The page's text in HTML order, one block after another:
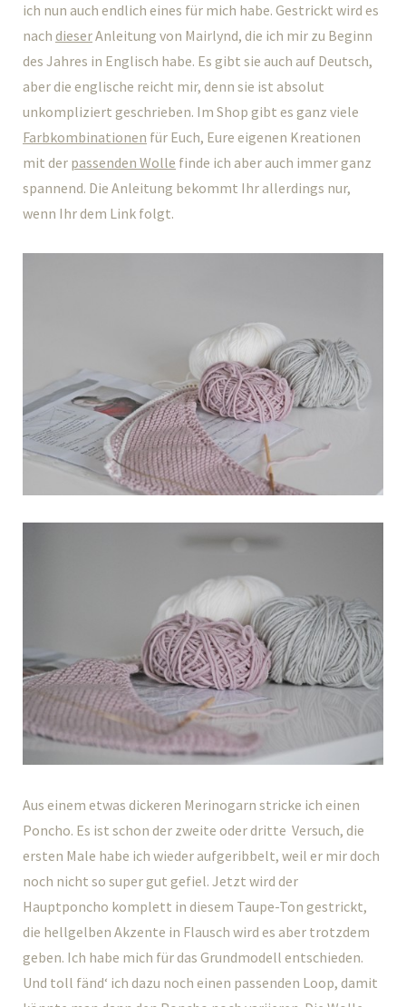
ich nun auch endlich eines für mich habe. Gestrickt wird es
nach dieserAnleitung von Mairlynd, die ich mir zu Beginn
des Jahres in Englisch habe. Es gibt sie auch auf Deutsch,
aber die englische reicht mir, denn sie ist absolut
unkompliziert geschrieben. Im Shop gibt es ganz viele
Farbkombinationen für Euch, Eure eigenen Kreationen
mit der passenden Wolle finde ich aber auch immer ganz
spannend. Die Anleitung bekommt Ihr allerdings nur,
wenn Ihr dem Link folgt.
Aus einem etwas dickeren Merinogarn stricke ich einen
Poncho. Es ist schon der zweite oder dritte Versuch, die
ersten Male habe ich wieder aufgeribbelt, weil er mir doch
noch nicht so super gut gefiel. Jetzt wird der
Hauptponcho komplett in diesem Taupe-Ton gestrickt,
die hellgelben Akzente in Flausch wird es aber trotzdem
geben. Ich habe mich für das Grundmodell entschieden.
Und toll fänd‘ ich dazu noch einen passenden Loop, damit